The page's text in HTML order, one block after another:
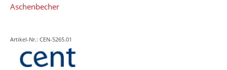
Aschenbecher
Artikel-Nr.: CEN-5265.01